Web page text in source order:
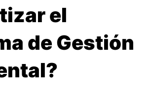
el
de Gestión